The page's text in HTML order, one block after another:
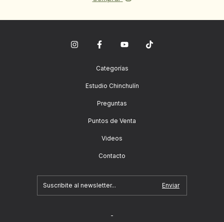
Categorías
Estudio Chinchulín
Preguntas
Puntos de Venta
Videos
Contacto
-